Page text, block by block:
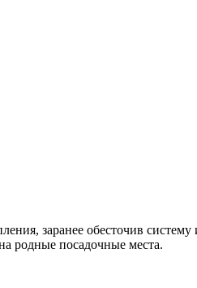
заранее обесточив
родные посадочные места.